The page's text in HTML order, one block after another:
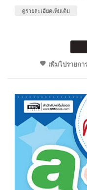
ดูรายละเอียดเพิ่มเติม
เพิ่มไปรายกา